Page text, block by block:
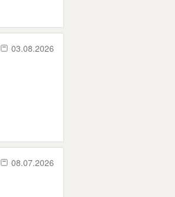
03.08.2026
08.07.2026